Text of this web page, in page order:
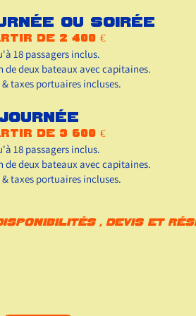
ou soirée
de 2 400 €
18 passagers inclus.
de deux bateaux avec capitaines.
taxes portuaires incluses.
de 3 600 €
18 passagers inclus.
de deux bateaux avec capitaines.
taxes portuaires incluses.
, devis et